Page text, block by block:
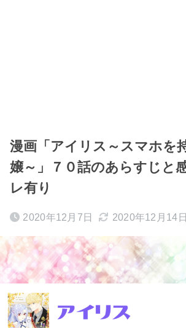
漫画「アイリス～スマホを
嬢～」７０話のあらすじと
レ有り
2020年12月7日 2020年12月14日